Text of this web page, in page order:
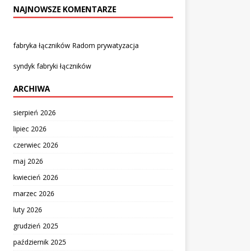
NAJNOWSZE KOMENTARZE
fabryka łączników Radom prywatyzacja
syndyk fabryki łączników
ARCHIWA
sierpień 2026
lipiec 2026
czerwiec 2026
maj 2026
kwiecień 2026
marzec 2026
luty 2026
grudzień 2025
październik 2025